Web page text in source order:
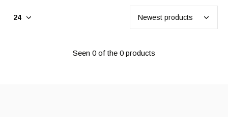
Seen 0 of the 0 products